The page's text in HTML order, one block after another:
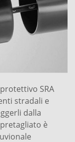
SRA
stradali e
dalla
è